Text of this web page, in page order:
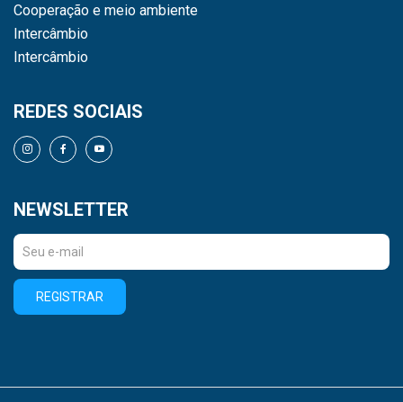
Cooperação e meio ambiente
Intercâmbio
Intercâmbio
REDES SOCIAIS
NEWSLETTER
REGISTRAR